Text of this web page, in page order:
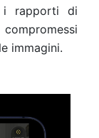
i rapporti di
immagini.